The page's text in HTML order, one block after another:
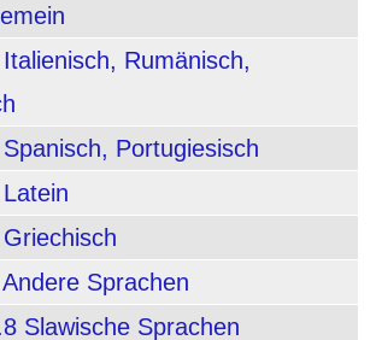
Rumänisch,
Portugiesisch
Sprachen
Slawische Sprachen